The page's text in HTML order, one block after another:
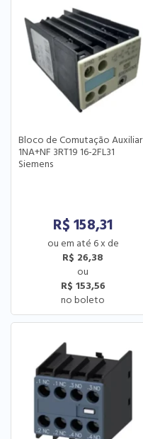
Bloco de Comutação Auxiliar
1NA+NF 3RT19 16-2FL31
Siemens
R$ 158,31
6x de
R$ 26,38
R$ 153,56